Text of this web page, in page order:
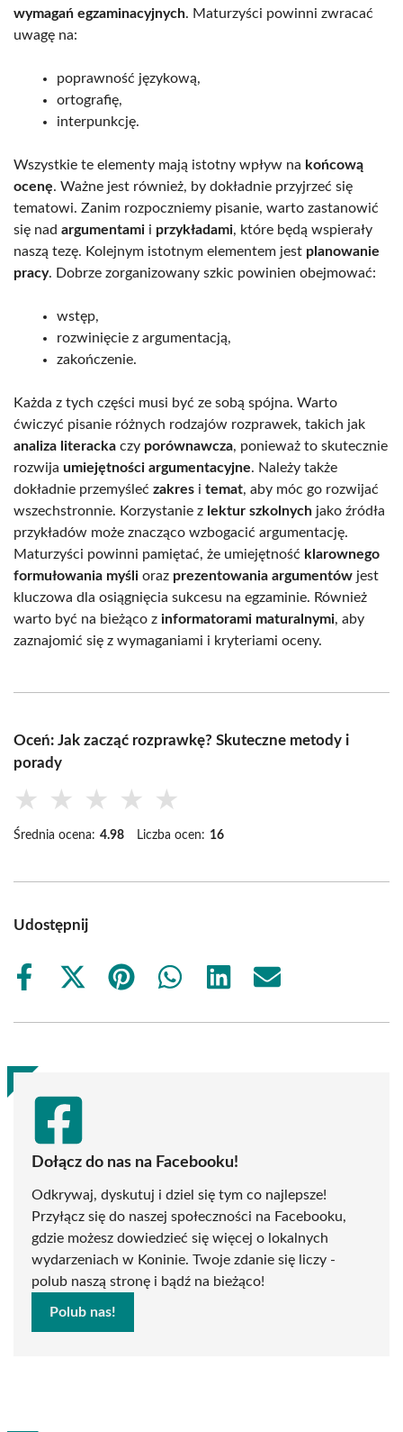
wymagań egzaminacyjnych. Maturzyści powinni zwracać
uwagę na:
poprawność językową,
ortografię,
interpunkcję.
Wszystkie te elementy mają istotny wpływ na końcową
ocenę. Ważne jest również, by dokładnie przyjrzeć się
tematowi. Zanim rozpoczniemy pisanie, warto zastanowić
się nad argumentami i przykładami, które będą wspierały
naszą tezę. Kolejnym istotnym elementem jest planowanie
pracy. Dobrze zorganizowany szkic powinien obejmować:
wstęp,
rozwinięcie z argumentacją,
zakończenie.
Każda z tych części musi być ze sobą spójna. Warto
ćwiczyć pisanie różnych rodzajów rozprawek, takich jak
analiza literacka czy porównawcza, ponieważ to skutecznie
rozwija umiejętności argumentacyjne. Należy także
dokładnie przemyśleć zakres i temat, aby móc go rozwijać
wszechstronnie. Korzystanie z lektur szkolnych jako źródła
przykładów może znacząco wzbogacić argumentację.
Maturzyści powinni pamiętać, że umiejętność klarownego
formułowania myśli oraz prezentowania argumentów jest
kluczowa dla osiągnięcia sukcesu na egzaminie. Również
warto być na bieżąco z informatorami maturalnymi, aby
zaznajomić się z wymaganiami i kryteriami oceny.
Oceń: Jak zacząć rozprawkę? Skuteczne metody i
porady
★ ★ ★ ★ ★
Średnia ocena: 4.98 Liczba ocen: 16
Udostępnij
Share
Share
(Twitter)
Share
Share
Share
Share
Dołącz do nas na Facebooku!
Odkrywaj, dyskutuj i dziel się tym co najlepsze!
Przyłącz się do naszej społeczności na Facebooku,
gdzie możesz dowiedzieć się więcej o lokalnych
wydarzeniach w Koninie. Twoje zdanie się liczy -
polub naszą stronę i bądź na bieżąco!
Polub nas!